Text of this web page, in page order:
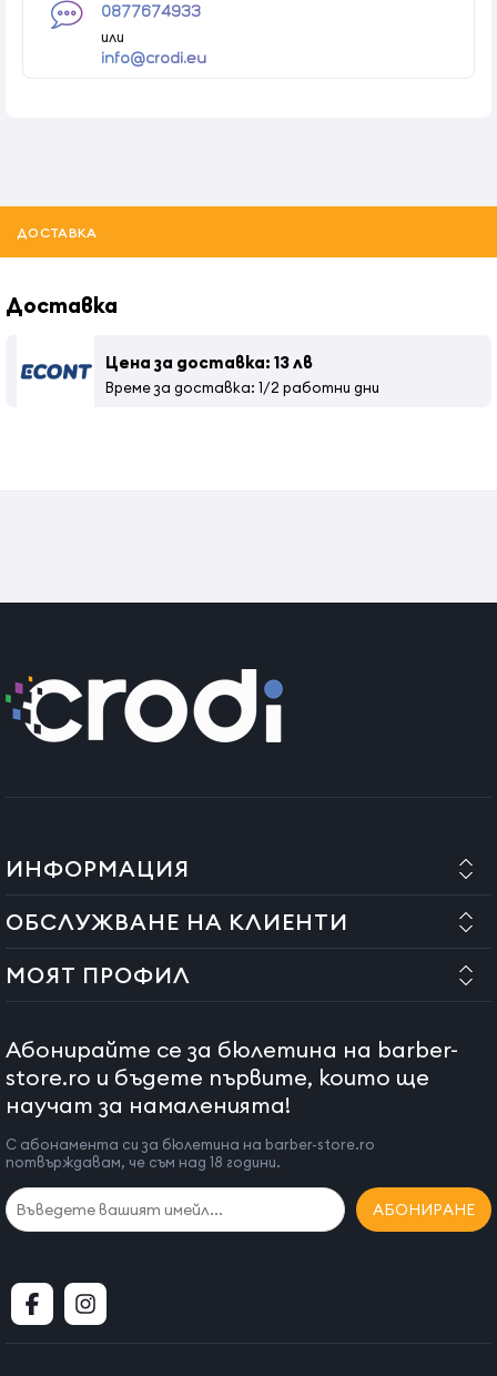
0877674933
или
info@crodi.eu
ДОСТАВКА
Доставка
Цена за доставка: 13 лв
Време за доставка: 1/2 работни дни
ИНФОРМАЦИЯ
ОБСЛУЖВАНЕ НА КЛИЕНТИ
МОЯТ ПРОФИЛ
Абонирайте се за бюлетина на barber-
store.ro и бъдете първите, които ще
научат за намаленията!
С абонамента си за бюлетина на barber-store.ro
потвърждавам, че съм над 18 години.
АБОНИРАНЕ